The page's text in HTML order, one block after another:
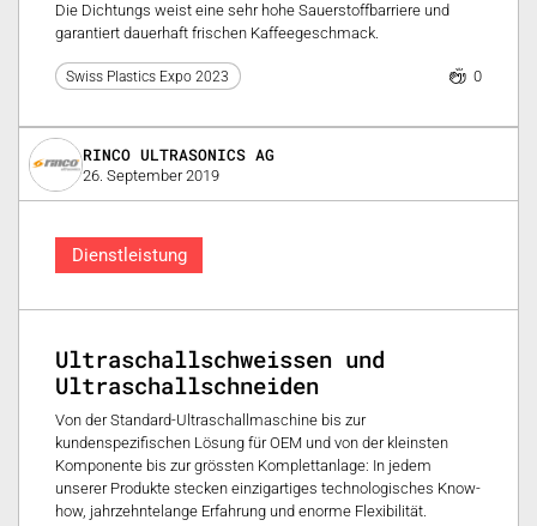
Die Dichtungs weist eine sehr hohe Sauerstoffbarriere und
garantiert dauerhaft frischen Kaffeegeschmack.
Swiss Plastics Expo 2023 0
RINCO ULTRASONICS AG
26. September 2019
Dienstleistung
Ultraschallschweissen und
Ultraschallschneiden
Von der Standard-Ultraschallmaschine bis zur
kundenspezifischen Lösung für OEM und von der kleinsten
Komponente bis zur grössten Komplettanlage: In jedem
unserer Produkte stecken einzigartiges technologisches Know-
how, jahrzehntelange Erfahrung und enorme Flexibilität.